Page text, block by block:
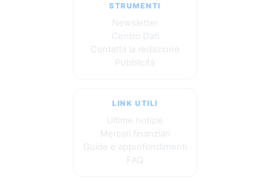
STRUMENTI
Newsletter
Centro Dati
Contatta la redazione
Pubblicità
LINK UTILI
Ultime notizie
Mercati finanziari
Guide e approfondimenti
FAQ